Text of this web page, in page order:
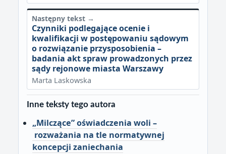
Następny tekst →
Czynniki podlegające ocenie i
kwalifikacji w postępowaniu sądowym
o rozwiązanie przysposobienia –
badania akt spraw prowadzonych przez
sądy rejonowe miasta Warszawy
Marta Laskowska
Inne teksty tego autora
„Milczące” oświadczenia woli –
rozważania na tle normatywnej
koncepcji zaniechania